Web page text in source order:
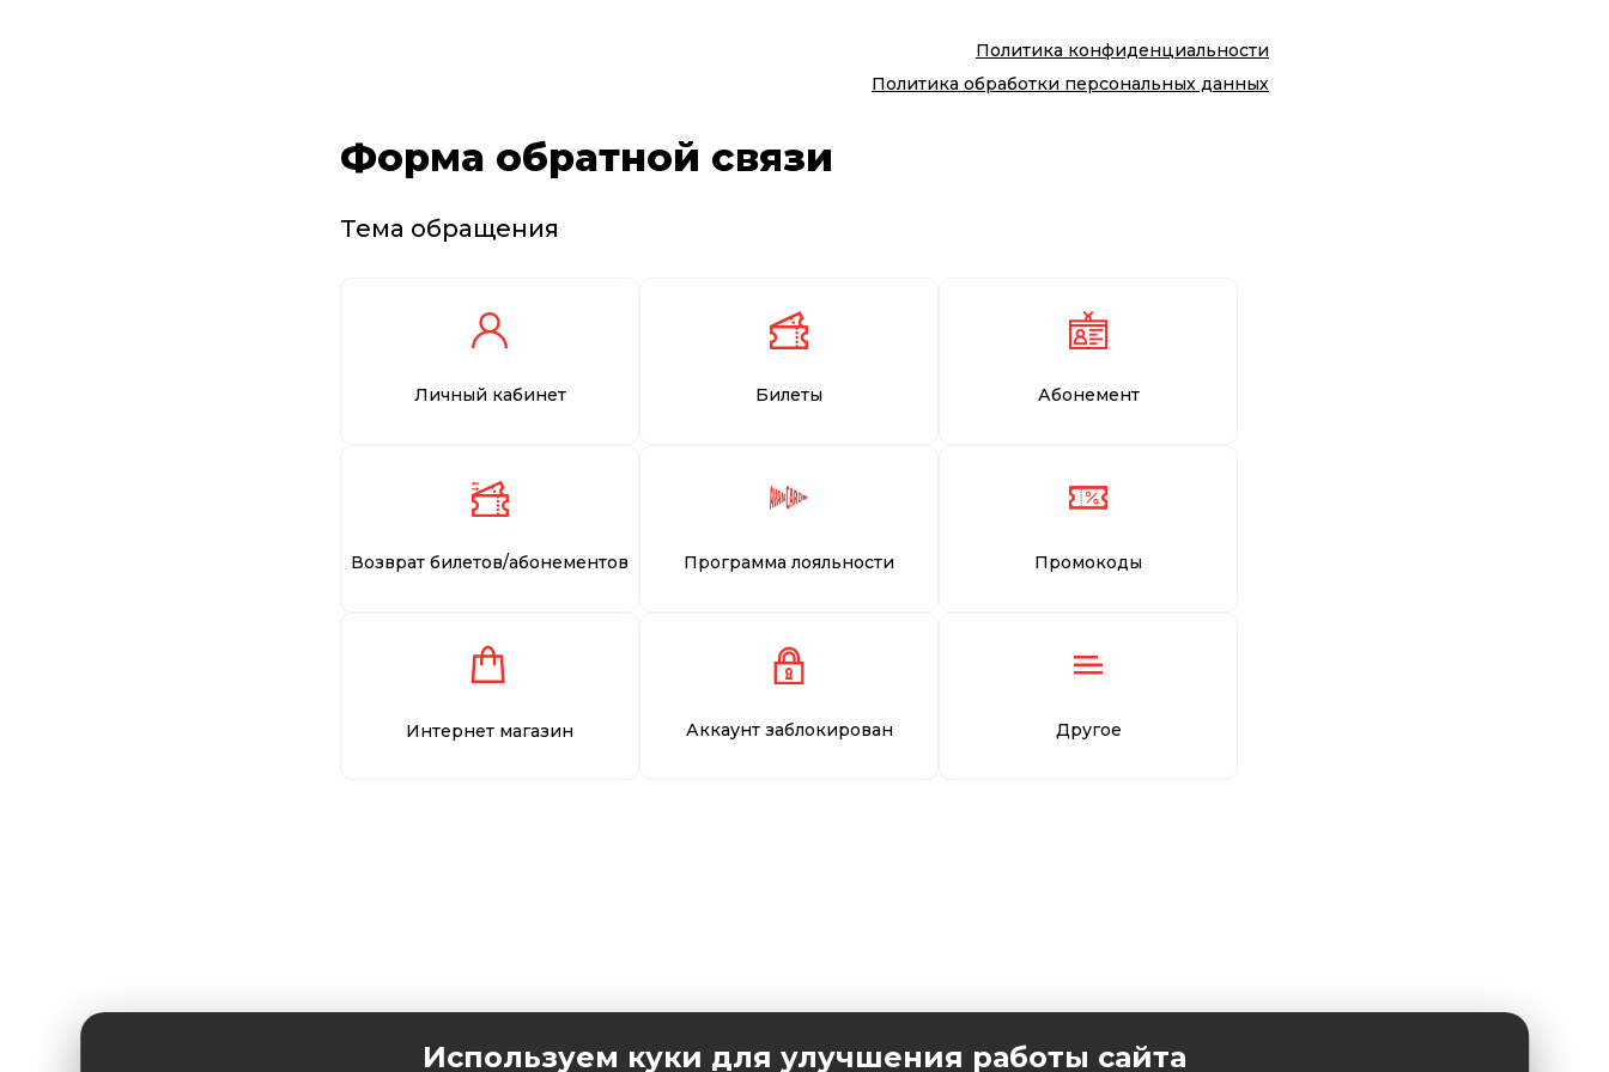
Политика конфиденциальности
Политика обработки персональных данных
Форма обратной связи
Тема обращения
Личный кабинет Билеты Абонемент
Возврат билетов/абонементов Программа лояльности Промокоды
Интернет магазин Аккаунт заблокирован Другое
Используем куки для улучшения работы сайта